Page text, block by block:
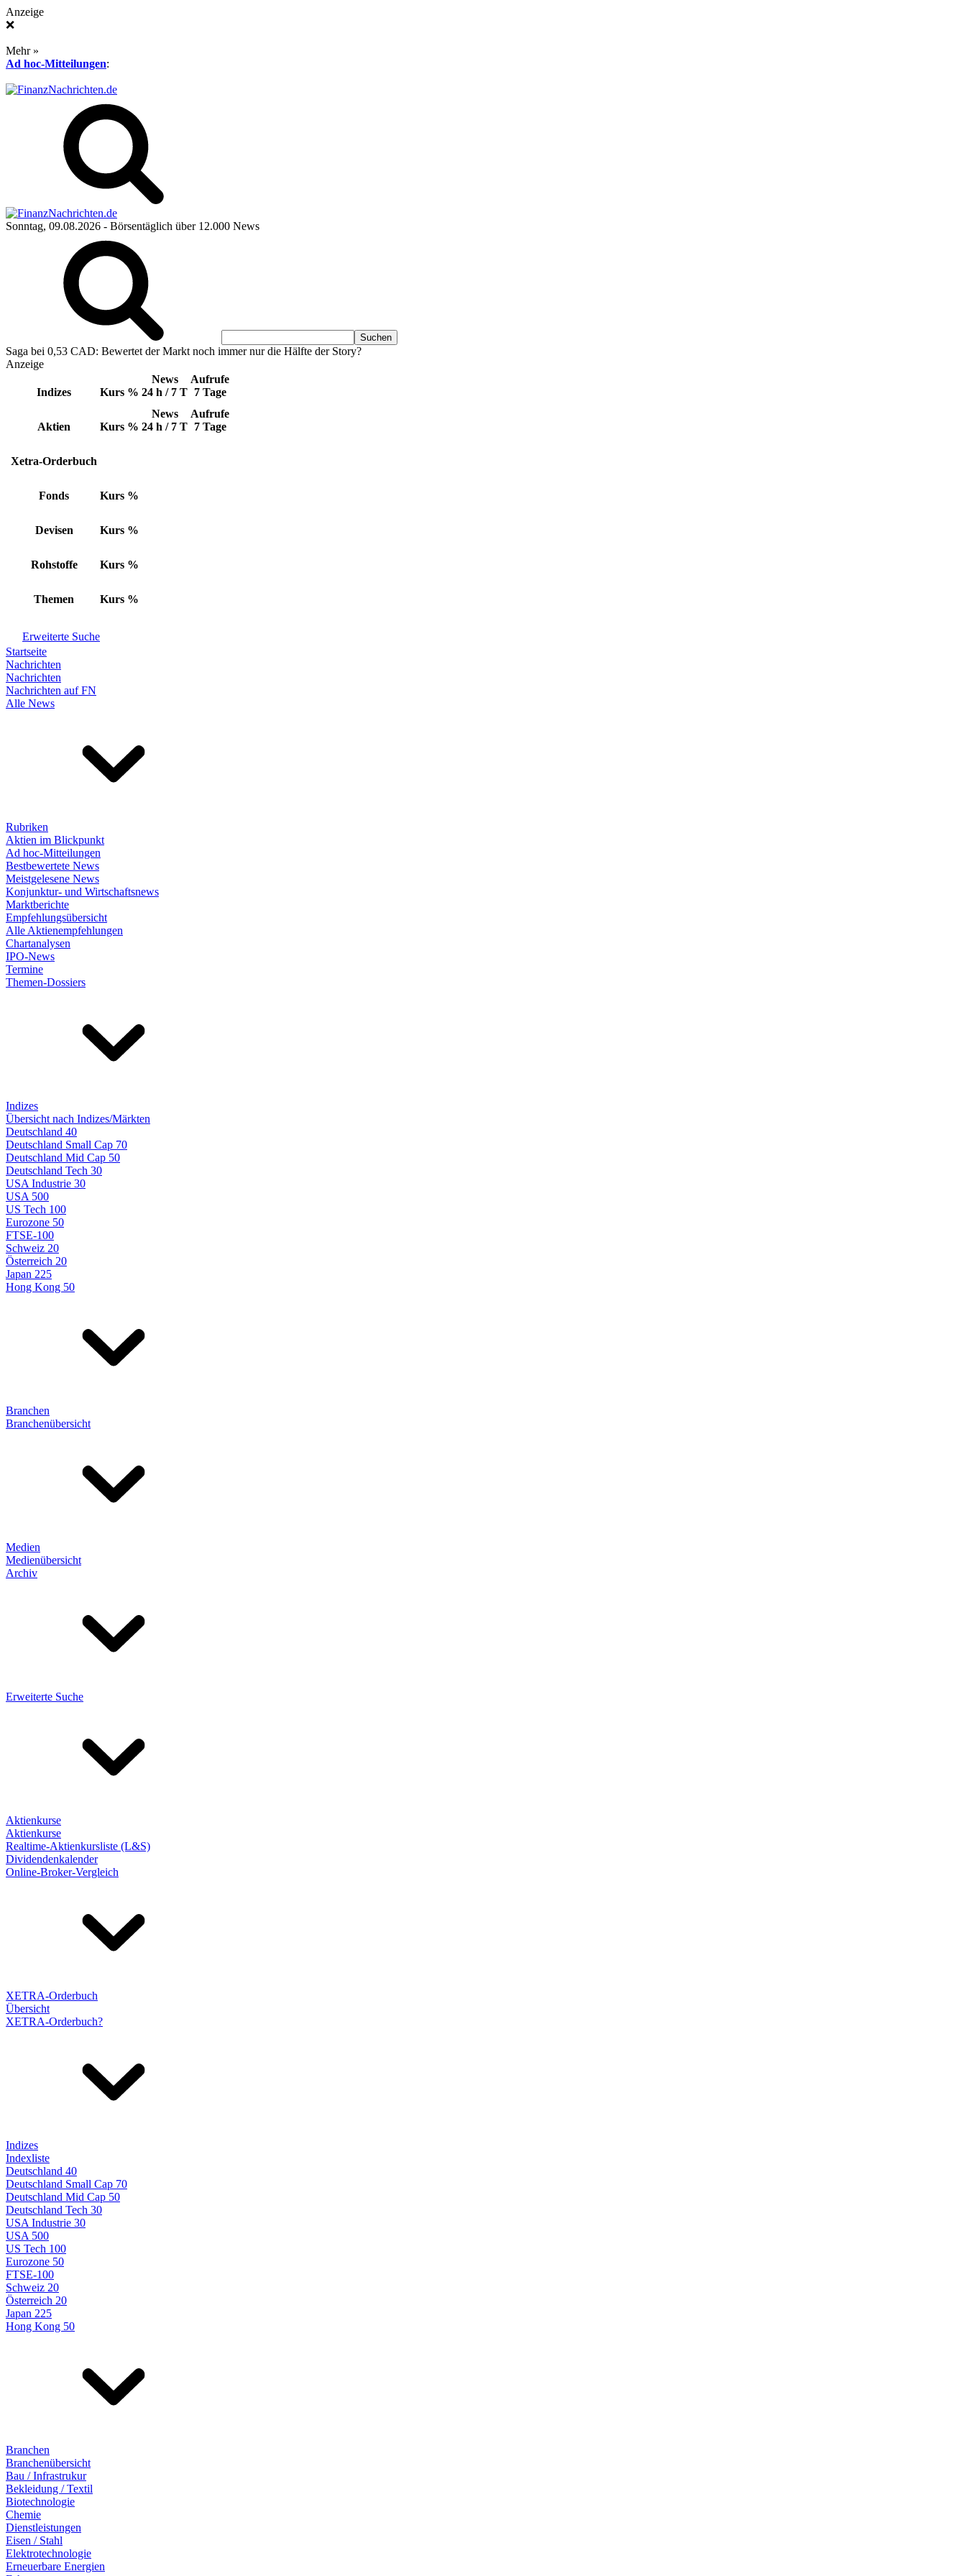
Anzeige
❌
Mehr »
Ad hoc-Mitteilungen:
Sonntag, 09.08.2026 - Börsentäglich über 12.000 News
Saga bei 0,53 CAD: Bewertet der Markt noch immer nur die Hälfte der Story?
Anzeige
Indizes Kurs %
News
24 h / 7 T
Aufrufe
7 Tage
Aktien Kurs %
News
24 h / 7 T
Aufrufe
7 Tage
Xetra-Orderbuch
Fonds Kurs %
Devisen Kurs %
Rohstoffe Kurs %
Themen Kurs %
Erweiterte Suche
Startseite
Nachrichten
Nachrichten
Nachrichten auf FN
Alle News
Rubriken
Aktien im Blickpunkt
Ad hoc-Mitteilungen
Bestbewertete News
Meistgelesene News
Konjunktur- und Wirtschaftsnews
Marktberichte
Empfehlungsübersicht
Alle Aktienempfehlungen
Chartanalysen
IPO-News
Termine
Themen-Dossiers
Indizes
Übersicht nach Indizes/Märkten
Deutschland 40
Deutschland Small Cap 70
Deutschland Mid Cap 50
Deutschland Tech 30
USA Industrie 30
USA 500
US Tech 100
Eurozone 50
FTSE-100
Schweiz 20
Österreich 20
Japan 225
Hong Kong 50
Branchen
Branchenübersicht
Medien
Medienübersicht
Archiv
Erweiterte Suche
Aktienkurse
Aktienkurse
Realtime-Aktienkursliste (L&S)
Dividendenkalender
Online-Broker-Vergleich
XETRA-Orderbuch
Übersicht
XETRA-Orderbuch?
Indizes
Indexliste
Deutschland 40
Deutschland Small Cap 70
Deutschland Mid Cap 50
Deutschland Tech 30
USA Industrie 30
USA 500
US Tech 100
Eurozone 50
FTSE-100
Schweiz 20
Österreich 20
Japan 225
Hong Kong 50
Branchen
Branchenübersicht
Bau / Infrastrukur
Bekleidung / Textil
Biotechnologie
Chemie
Dienstleistungen
Eisen / Stahl
Elektrotechnologie
Erneuerbare Energien